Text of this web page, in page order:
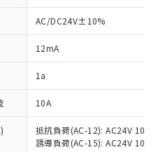
AC/DC24V±10%
12mA
1a
10A
抵抗負荷(AC-12): AC24V 10A/
誘導負荷(AC-15): AC24V
指令（10物質）の
提供可能な商品で
令（10物質）の非含
り替える予定のある
指令（10物質）の